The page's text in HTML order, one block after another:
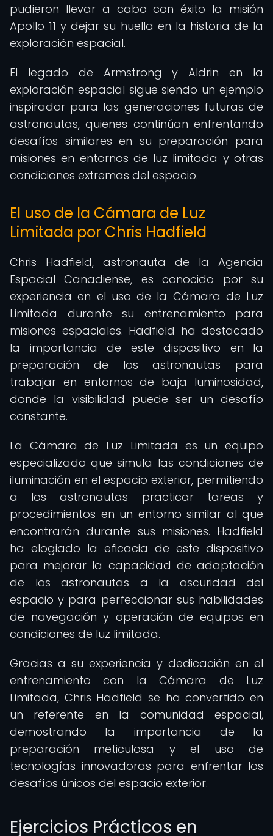
pudieron llevar a cabo con éxito la misión
Apollo 11 y dejar su huella en la historia de la
exploración espacial.
El legado de Armstrong y Aldrin en la
exploración espacial sigue siendo un ejemplo
inspirador para las generaciones futuras de
astronautas, quienes continúan enfrentando
desafíos similares en su preparación para
misiones en entornos de luz limitada y otras
condiciones extremas del espacio.
El uso de la Cámara de Luz
Limitada por Chris Hadfield
Chris Hadfield, astronauta de la Agencia
Espacial Canadiense, es conocido por su
experiencia en el uso de la Cámara de Luz
Limitada durante su entrenamiento para
misiones espaciales. Hadfield ha destacado
la importancia de este dispositivo en la
preparación de los astronautas para
trabajar en entornos de baja luminosidad,
donde la visibilidad puede ser un desafío
constante.
La Cámara de Luz Limitada es un equipo
especializado que simula las condiciones de
iluminación en el espacio exterior, permitiendo
a los astronautas practicar tareas y
procedimientos en un entorno similar al que
encontrarán durante sus misiones. Hadfield
ha elogiado la eficacia de este dispositivo
para mejorar la capacidad de adaptación
de los astronautas a la oscuridad del
espacio y para perfeccionar sus habilidades
de navegación y operación de equipos en
condiciones de luz limitada.
Gracias a su experiencia y dedicación en el
entrenamiento con la Cámara de Luz
Limitada, Chris Hadfield se ha convertido en
un referente en la comunidad espacial,
demostrando la importancia de la
preparación meticulosa y el uso de
tecnologías innovadoras para enfrentar los
desafíos únicos del espacio exterior.
Ejercicios Prácticos en